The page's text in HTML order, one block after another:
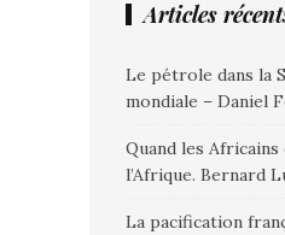
Articles
Le pétrole dans la
mondiale – Daniel
Quand les
l’Afrique. Bernard
La pacification